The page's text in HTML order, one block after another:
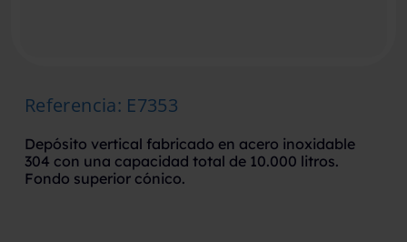
Referencia: E7353
Depósito vertical fabricado en acero inoxidable
304 con una capacidad total de 10.000 litros.
Fondo superior cónico.